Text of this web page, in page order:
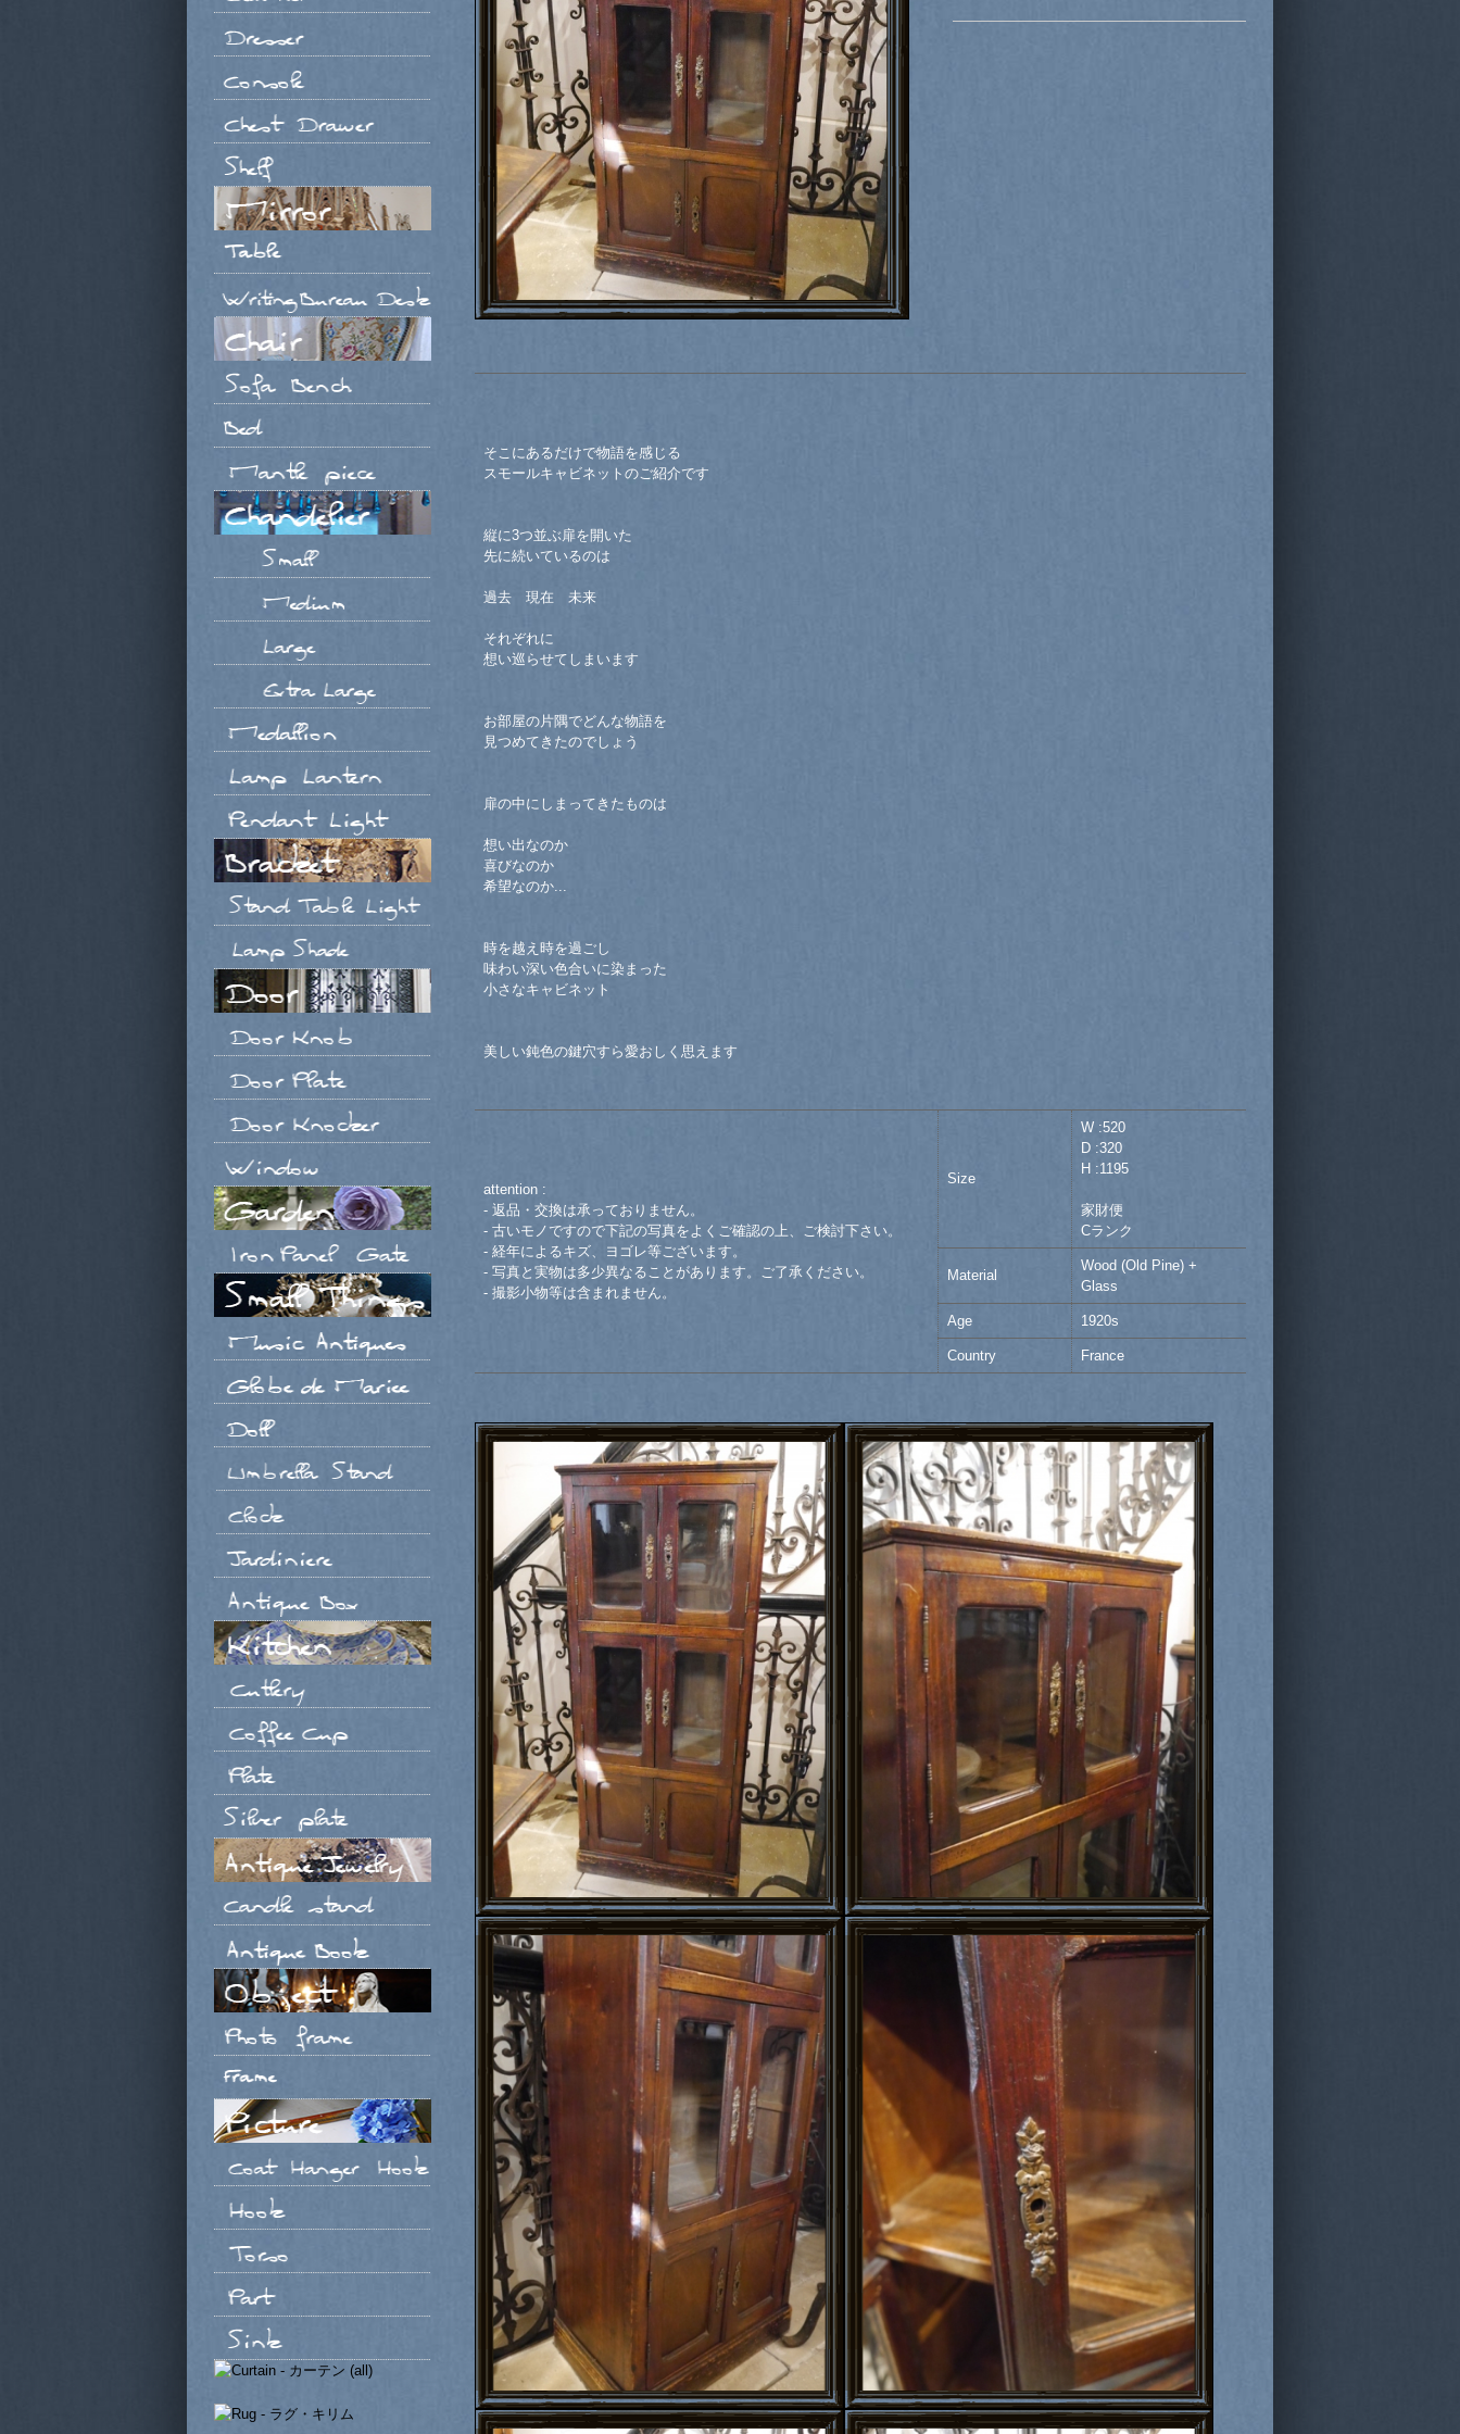
そこにあるだけで物語を感じる
スモールキャビネットのご紹介です
縦に3つ並ぶ扉を開いた
先に続いているのは
過去 現在 未来
それぞれに
想い巡らせてしまいます
お部屋の片隅でどんな物語を
見つめてきたのでしょう
扉の中にしまってきたものは
想い出なのか
喜びなのか
希望なのか...
時を越え時を過ごし
味わい深い色合いに染まった
小さなキャビネット
美しい鈍色の鍵穴すら愛おしく思えます
attention :
- 返品・交換は承っておりません。
- 古いモノですので下記の写真をよくご確認の上、ご検討下さい。
- 経年によるキズ、ヨゴレ等ございます。
- 写真と実物は多少異なることがあります。ご了承ください。
- 撮影小物等は含まれません。
Size
W :520
D :320
H :1195
家財便
Cランク
Material
Wood (Old Pine) +
Glass
Age 1920s
Country France